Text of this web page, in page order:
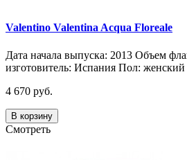
Valentino Valentina Acqua Floreale
Дата начала выпуска: 2013 Объем
изготовитель: Испания Пол:
4 670 руб.
В корзину
Смотреть